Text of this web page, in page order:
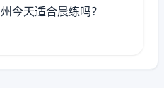
州今天适合晨练吗？